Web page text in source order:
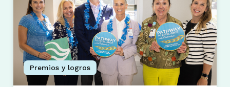
Premios y logros